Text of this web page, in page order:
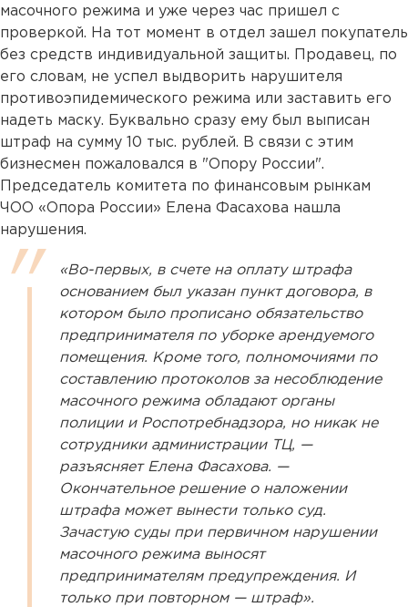
масочного режима и уже через час пришел с
проверкой. На тот момент в отдел зашел покупатель
без средств индивидуальной защиты. Продавец, по
его словам, не успел выдворить нарушителя
противоэпидемического режима или заставить его
надеть маску. Буквально сразу ему был выписан
штраф на сумму 10 тыс. рублей. В связи с этим
бизнесмен пожаловался в "Опору России".
Председатель комитета по финансовым рынкам
ЧОО «Опора России» Елена Фасахова нашла
нарушения.
«Во-первых, в счете на оплату штрафа
основанием был указан пункт договора, в
котором было прописано обязательство
предпринимателя по уборке арендуемого
помещения. Кроме того, полномочиями по
составлению протоколов за несоблюдение
масочного режима обладают органы
полиции и Роспотребнадзора, но никак не
сотрудники администрации ТЦ, —
разъясняет Елена Фасахова. —
Окончательное решение о наложении
штрафа может вынести только суд.
Зачастую суды при первичном нарушении
масочного режима выносят
предпринимателям предупреждения. И
только при повторном — штраф».